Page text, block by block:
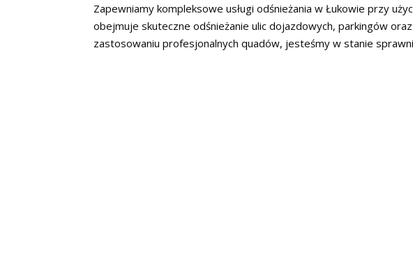
Zapewniamy kompleksowe usługi odśnieżania w Łukowie przy
obejmuje skuteczne odśnieżanie ulic dojazdowych, parkingów
zastosowaniu profesjonalnych quadów, jesteśmy w stanie